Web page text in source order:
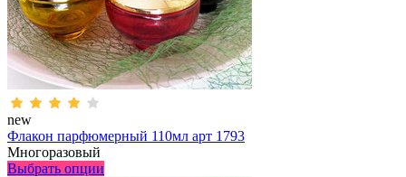
new
Флакон парфюмерный 110мл арт 1793
Многоразовый
Выбрать опции